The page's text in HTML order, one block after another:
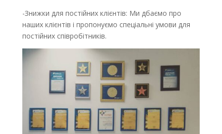
-Знижки для постійних клієнтів: Ми дбаємо про
наших клієнтів і пропонуємо спеціальні умови для
постійних співробітників.